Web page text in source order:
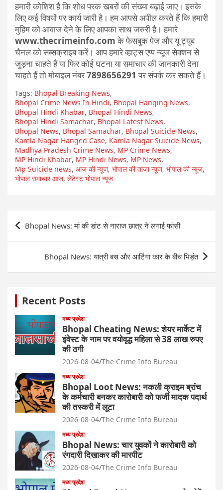
हमारी कोशिश है कि शोध परक खबरों की संख्या बढ़ाई जाए। इसके
लिए कई विषयों पर कार्य जारी है। हम आपसे अपील करते हैं कि हमारी
मुहिम को आवाज देने के लिए आपका साथ जरुरी है। हमारे
www.thecrimeinfo.comके फेसबुक पेज और यू ट्यूब
चैनल को सब्सक्राइब करें। आप हमारे व्हाट्स एप्प न्यूज सेक्शन से
जुड़ना चाहते हैं या फिर कोई घटना या समाचार की जानकारी देना
चाहते हैं तो मोबाइल नंबर7898656291 पर संपर्क कर सकते हैं।
Tags: Bhopal Breaking News,
Bhopal Crime News In Hindi, Bhopal Hanging News,
Bhopal Hindi Khabar, Bhopal Hindi News,
Bhopal Hindi Samachar, Bhopal Latest News,
Bhopal News, Bhopal Samachar, Bhopal Suicide News,
Kamla Nagar Hanged Case, Kamla Nagar Suicide News,
Madhya Pradesh Crime News, MP Crime News,
MP Hindi Khabar, MP Hindi News, MP News,
Mp Suicide news, आज की न्यूज, भोपाल की ताजा न्यूज, भोपाल की न्यूज,
भोपाल समाचार आज, लेटेस्ट भोपाल न्यूज
Post
navigation
Bhopal News: मां की डांट से नाराज छात्र ने लगाई फांसी
Bhopal News: यात्री बस और आर्टिगा कार के बीच भिड़ंत
Recent Posts
मध्य प्रदेश
Bhopal Cheating News: शेयर मार्केट में
इंवेस्ट के नाम पर वयोवृद्ध महिला से 38 लाख रुपए
की ठगी
2026-08-04 The Crime Info Bureau
मध्य प्रदेश
Bhopal Loot News: नकली क्राइम ब्रांच
के कर्मचारी बनकर कारोबारी को फर्जी मादक पदार्थ
की तस्करी में लूटा
2026-08-04 The Crime Info Bureau
मध्य प्रदेश
Bhopal News: चार युवकों ने कारोबारी को
रंगदारी दिखाकर की मारपीट
2026-08-04 The Crime Info Bureau
मध्य प्रदेश